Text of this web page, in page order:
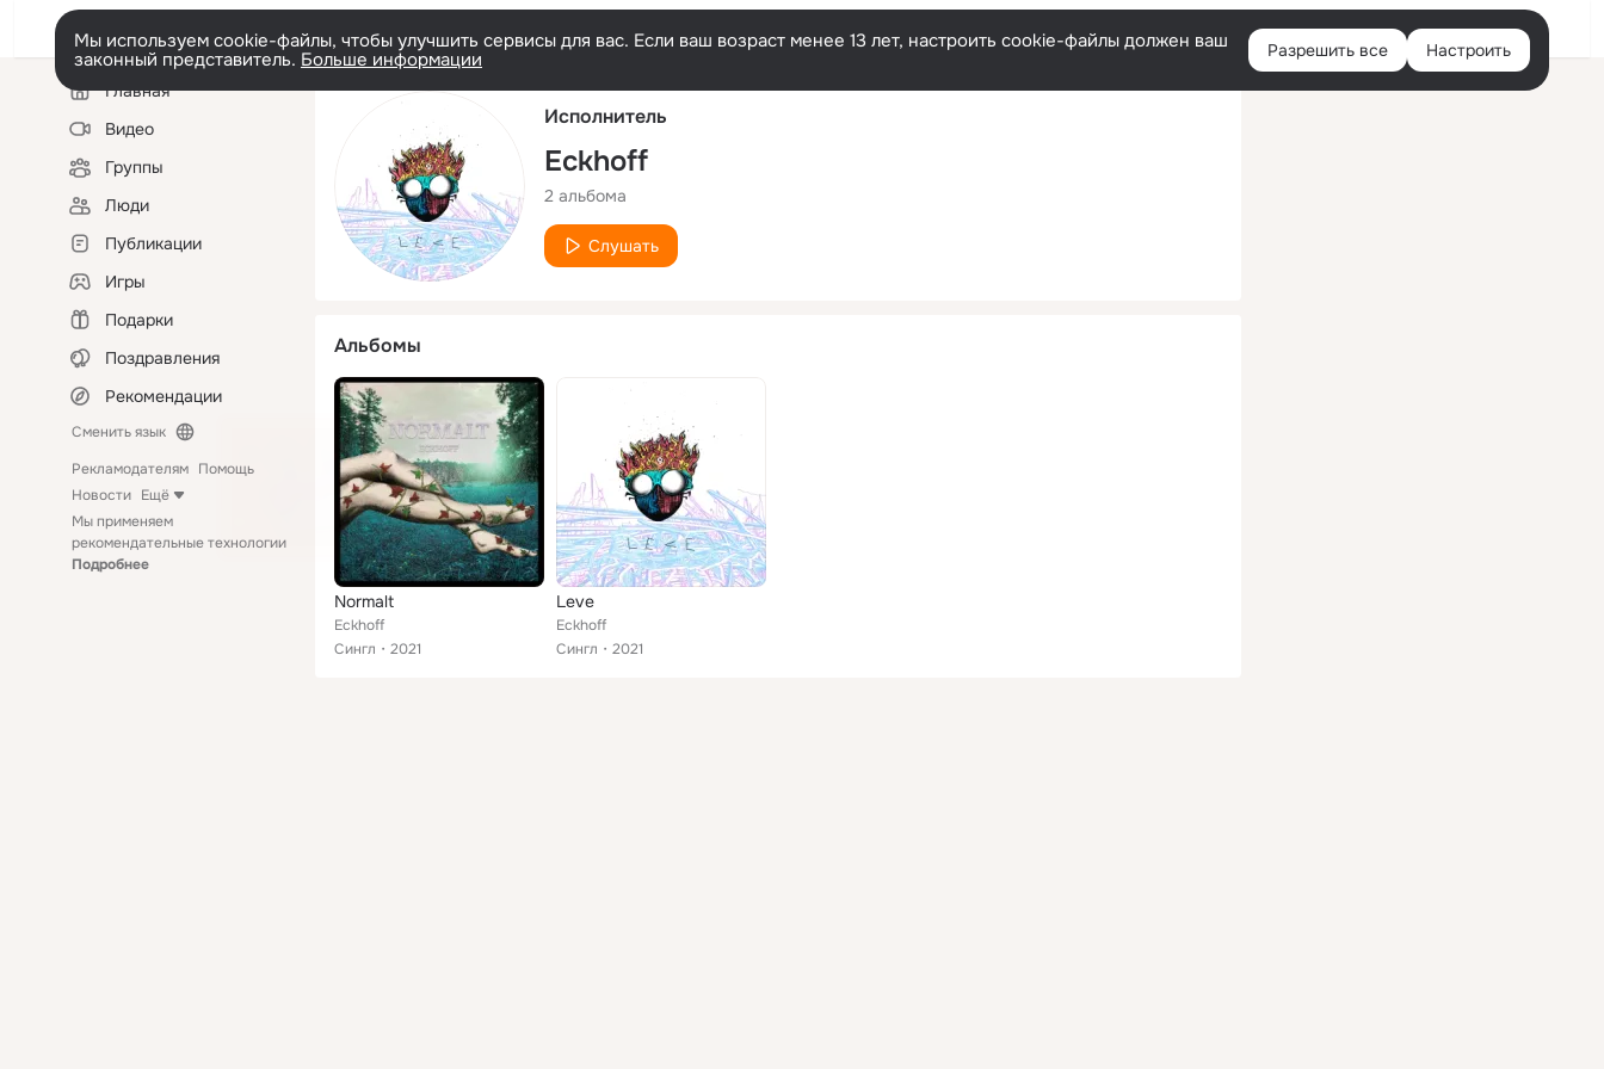
Русский Войти
Мы используем cookie-файлы, чтобы улучшить сервисы для вас. Если ваш возраст менее 13 лет, настроить cookie-файлы должен ваш
законный представитель. Больше информации Разрешить все Настроить
Левая
колонкаГлавная
Видео
Группы
Люди
Публикации
Игры
Подарки
Поздравления
Рекомендации
Сменить язык
Рекламодателям Помощь
Новости Ещё
Мы применяем
рекомендательные технологии
Подробнее
Исполнитель
Eckhoff
2 альбома
Слушать
Альбомы
Normalt
Eckhoff
Сингл
2021
Leve
Eckhoff
Сингл
2021